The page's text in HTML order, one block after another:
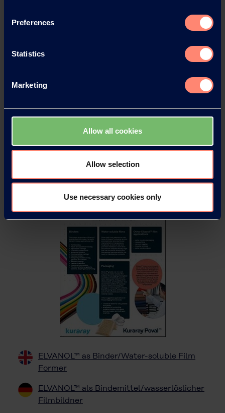
Preferences
Statistics
Marketing
Allow all cookies
Allow selection
Use necessary cookies only
Polyvinyl Alcohol
mit Polyvinylalkohol
alcohol polivinílico
聚乙烯醇赋予您无限可能
ELVANOL™ as Binder/Water-soluble Film
Former
ELVANOL™ als Bindemittel/wasserlöslicher
Filmbildner